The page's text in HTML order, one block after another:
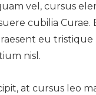
vel, cursus
cubilia Curae.
eu
nisl.
at cursus leo